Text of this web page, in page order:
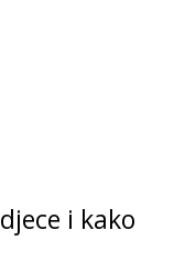
i kako